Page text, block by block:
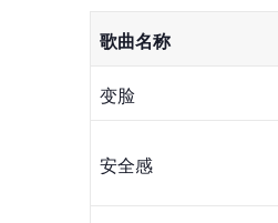
歌曲名称
变脸
安全感